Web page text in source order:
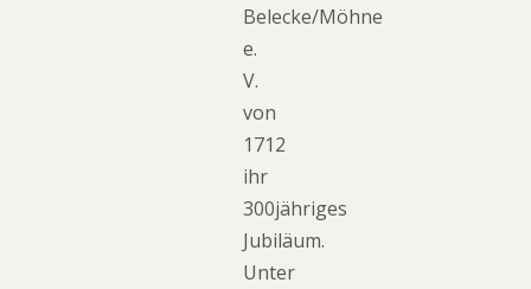
Belecke/Möhne
e.
V.
von
1712
ihr
300jähriges
Jubiläum.
Unter